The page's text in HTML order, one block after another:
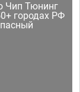
Чип Тюнинг
городах РФ